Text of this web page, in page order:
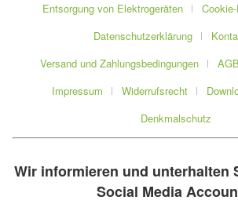
Entsorgung von Elektrogeräten
Datenschutzerklärung
Versand und Zahlungsbedingungen
AGB
Impressum
Widerrufsrecht
Denkmalschutz
Wir informieren und unterhalten
Social Media